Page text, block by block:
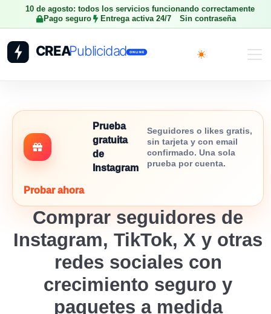
10 de agosto: todos los servicios funcionando correctamente
Pago seguro
Entrega activa 24/7 Sin contraseña
Toggle theme
Comprar seguidores de
Instagram, TikTok, X y otras
redes sociales con
crecimiento seguro y
paquetes a medida
Prueba
gratuita
de
Instagram
Seguidores o likes gratis,
sin tarjeta y con email
confirmado. Una sola
prueba por cuenta.
Probar ahora